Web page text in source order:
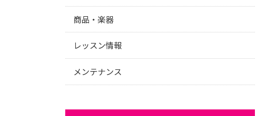
商品・楽器
レッスン情報
メンテナンス